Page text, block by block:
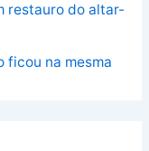
restauro do altar-
ficou na mesma